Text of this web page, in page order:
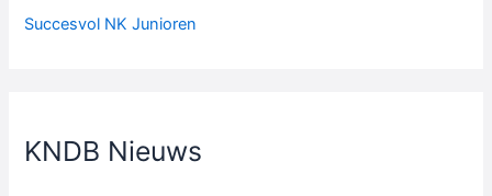
Succesvol NK Junioren
KNDB Nieuws